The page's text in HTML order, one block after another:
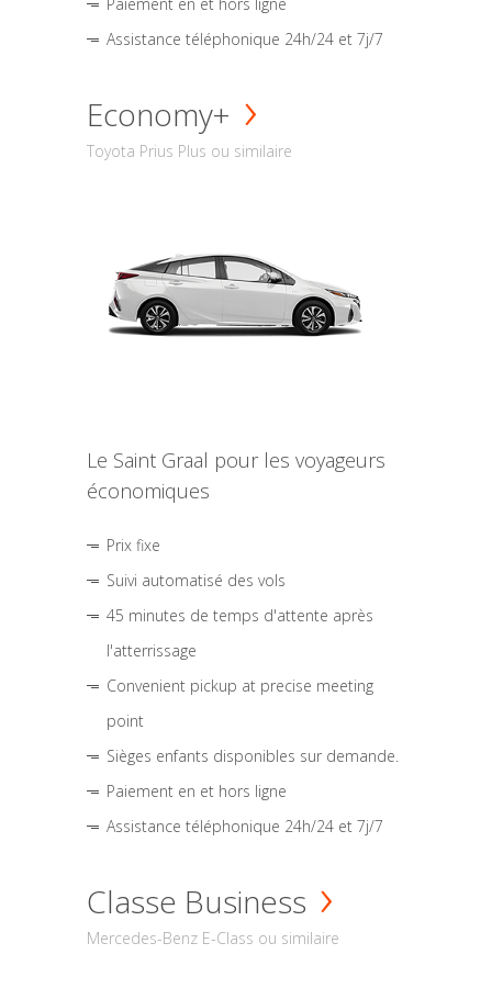
Assistance téléphonique 24h/24 et 7j/7
Economy+
Toyota Prius Plus ou similaire
Le Saint Graal pour les voyageurs
économiques
Prix fixe
Suivi automatisé des vols
45 minutes de temps d'attente après
l'atterrissage
Convenient pickup at precise meeting
point
Sièges enfants disponibles sur demande.
Paiement en et hors ligne
Assistance téléphonique 24h/24 et 7j/7
Classe Business
Mercedes-Benz E-Class ou similaire